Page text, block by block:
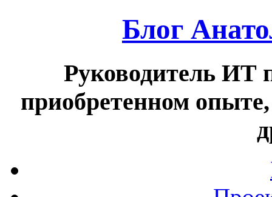
Блог
Руководитель ИТ
приобретенном